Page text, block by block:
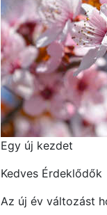
Egy új kezdet
Kedves Érdeklődők
Az új év változást